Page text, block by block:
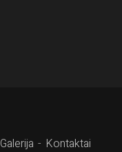
Galerija Kontaktai